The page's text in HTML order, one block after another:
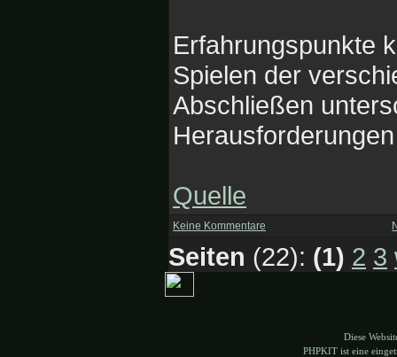
Erfahrungspunkte
Spielen der
Abschließen
Quelle
Keine Kommentare
Seiten (22): (1) 2 3
Diese
PHPKIT ist eine